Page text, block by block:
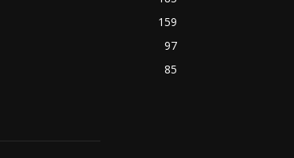
159
97
85